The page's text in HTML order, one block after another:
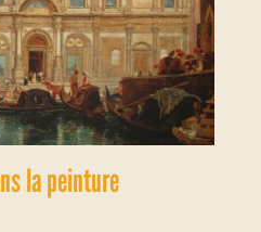
la peinture